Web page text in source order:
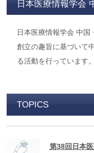
日本医療情報学会
日本医療情報学会 中国
創立の趣旨に基づいて
る活動を行っています。
TOPICS
第38回日本